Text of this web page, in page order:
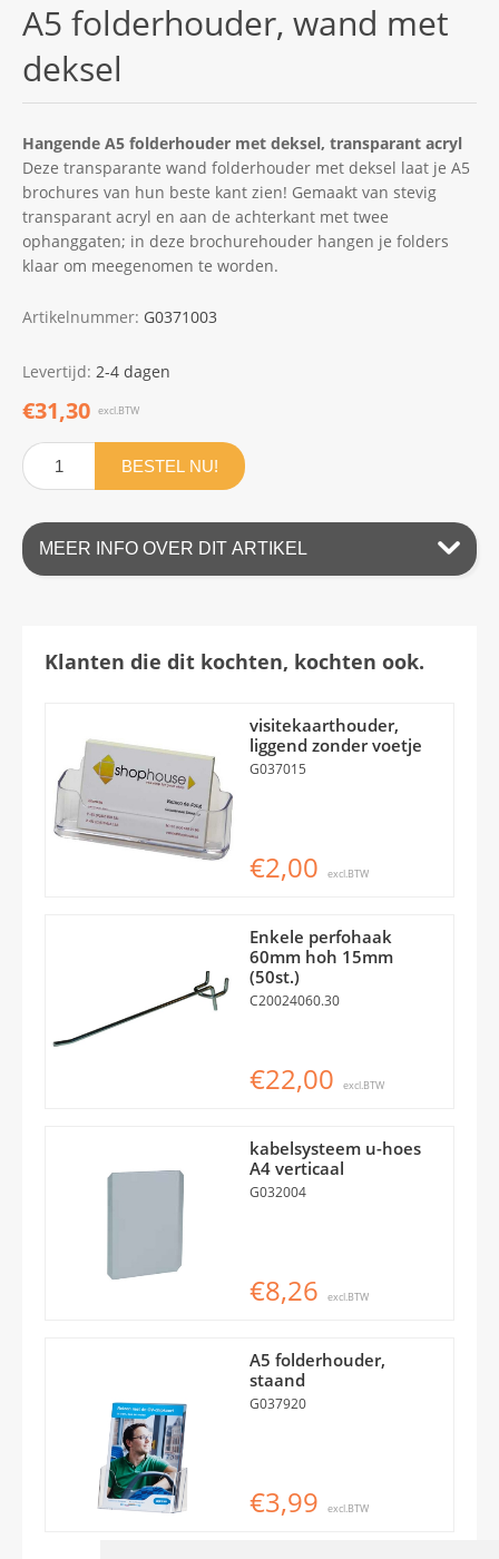
A5 folderhouder, wand met
deksel
Hangende A5 folderhouder met deksel, transparant acryl
Deze transparante wand folderhouder met deksel laat je A5
brochures van hun beste kant zien! Gemaakt van stevig
transparant acryl en aan de achterkant met twee
ophanggaten; in deze brochurehouder hangen je folders
klaar om meegenomen te worden.
Artikelnummer: G0371003
Levertijd: 2-4 dagen
€31,30 excl.BTW
BESTEL NU!
MEER INFO OVER DIT ARTIKEL
Klanten die dit kochten, kochten ook.
visitekaarthouder,
liggend zonder voetje
G037015
€2,00 excl.BTW
Enkele perfohaak
60mm hoh 15mm
(50st.)
C20024060.30
€22,00 excl.BTW
kabelsysteem u-hoes
A4 verticaal
G032004
€8,26 excl.BTW
A5 folderhouder,
staand
G037920
€3,99 excl.BTW